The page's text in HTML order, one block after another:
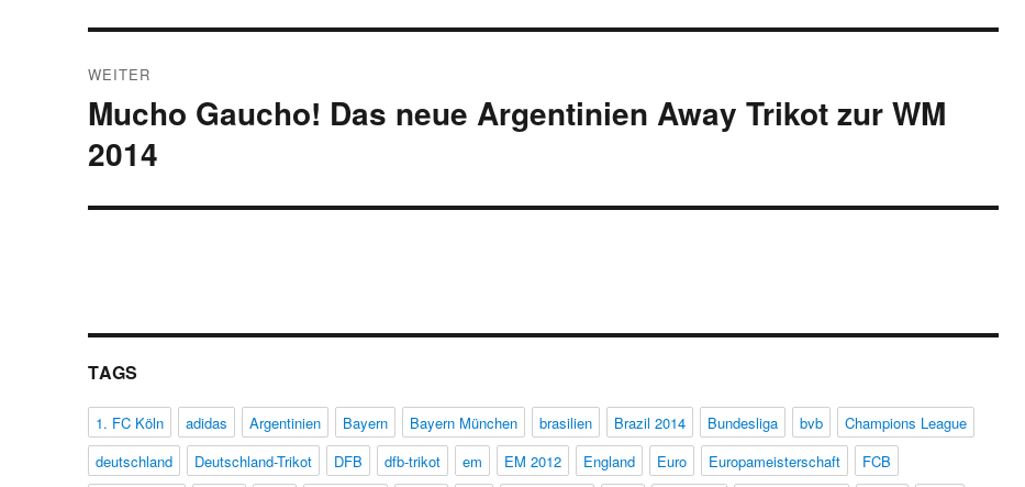
WEITER
Nächster
Beitrag:
Mucho Gaucho! Das neue Argentinien Away Trikot zur WM
2014
TAGS
1. FC Köln adidas Argentinien Bayern Bayern München brasilien Brazil 2014 Bundesliga bvb
Champions League
deutschland
Deutschland-Trikot DFB dfb-trikot em EM 2012 England Euro Europameisterschaft FCB